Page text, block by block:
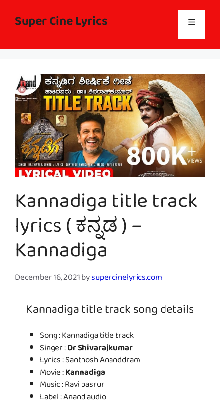
contentSuper Cine Lyrics Menu
Kannadiga title track
lyrics ( ಕನ್ನಡ ) –
Kannadiga
December 16, 2021bysupercinelyrics.com
Kannadiga title track song details
Song : Kannadiga title track
Singer :Dr Shivarajkumar
Lyrics : Santhosh Ananddram
Movie :Kannadiga
Music : Ravi basrur
Label : Anand audio